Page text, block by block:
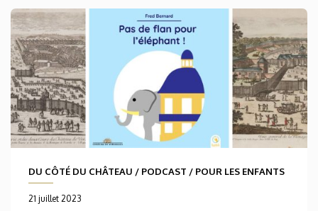
DU CÔTÉ DU CHÂTEAU / PODCAST / POUR LES ENFANTS
21 juillet 2023